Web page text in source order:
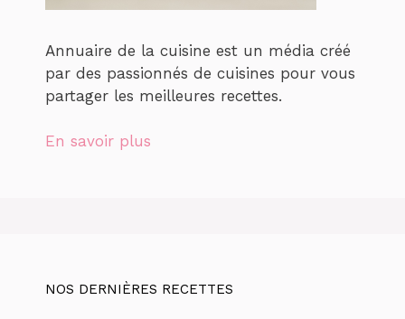
Annuaire de la cuisine est un média créé
par des passionnés de cuisines pour vous
partager les meilleures recettes.
En savoir plus
NOS DERNIÈRES RECETTES